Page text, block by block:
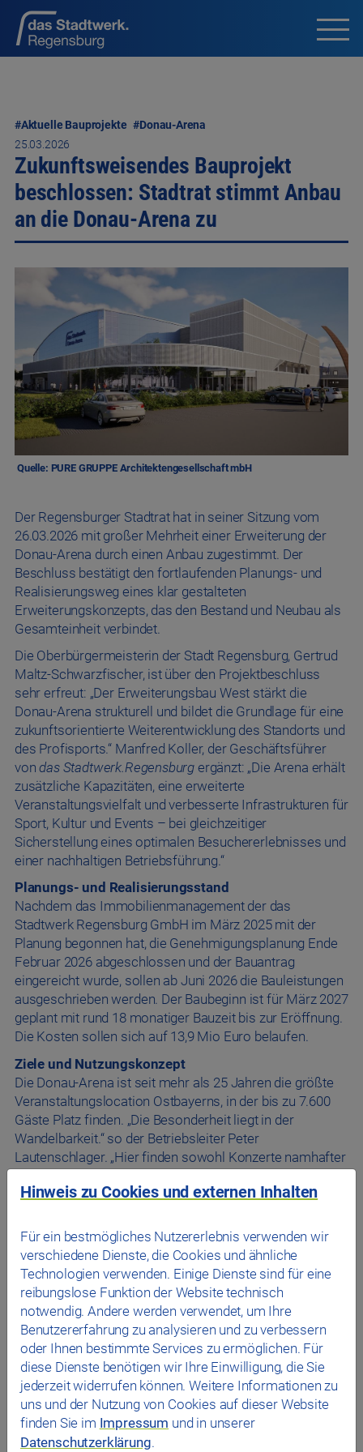
#Aktuelle Bauprojekte #Donau-Arena
25.03.2026
Zukunftsweisendes Bauprojekt
beschlossen: Stadtrat stimmt Anbau
an die Donau-Arena zu
Quelle: PURE GRUPPE Architektengesellschaft mbH
Der Regensburger Stadtrat hat in seiner Sitzung vom
26.03.2026 mit großer Mehrheit einer Erweiterung der
Donau-Arena durch einen Anbau zugestimmt. Der
Beschluss bestätigt den fortlaufenden Planungs- und
Realisierungsweg eines klar gestalteten
Erweiterungskonzepts, das den Bestand und Neubau als
Gesamteinheit verbindet.
Die Oberbürgermeisterin der Stadt Regensburg, Gertrud
Maltz-Schwarzfischer, ist über den Projektbeschluss
sehr erfreut: „Der Erweiterungsbau West stärkt die
Donau-Arena strukturell und bildet die Grundlage für eine
zukunftsorientierte Weiterentwicklung des Standorts und
des Profisports.“ Manfred Koller, der Geschäftsführer
vondas Stadtwerk.Regensburg ergänzt: „Die Arena erhält
zusätzliche Kapazitäten, eine erweiterte
Veranstaltungsvielfalt und verbesserte Infrastrukturen für
Sport, Kultur und Events – bei gleichzeitiger
Sicherstellung eines optimalen Besuchererlebnisses und
einer nachhaltigen Betriebsführung.“
Planungs- und Realisierungsstand
Nachdem das Immobilienmanagement der das
Stadtwerk Regensburg GmbH im März 2025 mit der
Planung begonnen hat, die Genehmigungsplanung Ende
Februar 2026 abgeschlossen und der Bauantrag
eingereicht wurde, sollen ab Juni 2026 die Bauleistungen
ausgeschrieben werden. Der Baubeginn ist für März 2027
geplant mit rund 18 monatiger Bauzeit bis zur Eröffnung.
Die Kosten sollen sich auf 13,9 Mio Euro belaufen.
Ziele und Nutzungskonzept
Die Donau-Arena ist seit mehr als 25 Jahren die größte
Veranstaltungslocation Ostbayerns, in der bis zu 7.600
Gäste Platz finden. „Die Besonderheit liegt in der
Wandelbarkeit.“ so der Betriebsleiter Peter
Lautenschlager. „Hier finden sowohl Konzerte namhafter
Firmenevents. Zudem ist die Arena ein wichtiger
zukunftsorientierte Weiterentwicklung an.“
„Der Anbau soll nicht nur zusätzliche Kapazitäten
schaffen sondern auch insgesamt die ausgeklügelte
Infrastruktur, die die Veranstaltungsvielfalt fordert,
verbessern. Das Besuchererlebnis soll eine Aufwertung
erfahren“, erklärt Bernhard Lutter, Leiter des
Immobilienmanagement vondas Stadtwerk.Regensburg
„Dabei soll möglichst minimalinvasiv vorgegangen
werden und bestehende Strukturen nur dort berührt
werden, wo es funktional notwendig ist“.
Der Erweiterungsbau besteht aus einem gestalterisch
hochwertigen Anbau West und Anbau Nord, der den
Hinweis zu Cookies und externen Inhalten
Für ein bestmögliches Nutzererlebnis verwenden wir
verschiedene Dienste, die Cookies und ähnliche
Technologien verwenden. Einige Dienste sind für eine
reibungslose Funktion der Website technisch
notwendig. Andere werden verwendet, um Ihre
Benutzererfahrung zu analysieren und zu verbessern
oder Ihnen bestimmte Services zu ermöglichen. Für
diese Dienste benötigen wir Ihre Einwilligung, die Sie
jederzeit widerrufen können. Weitere Informationen zu
uns und der Nutzung von Cookies auf dieser Website
finden Sie im Impressum und in unserer
Datenschutzerklärung.